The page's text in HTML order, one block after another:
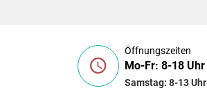
Öffnungszeiten
Mo-Fr: 8-18 Uhr
Samstag: 8-13 Uhr